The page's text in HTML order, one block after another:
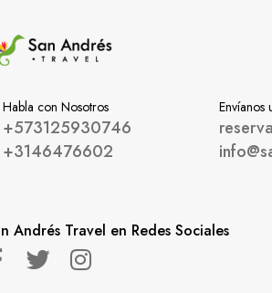
Habla con Nosotros
+573125930746
+3146476602
Envíanos
Andrés Travel en Redes Sociales